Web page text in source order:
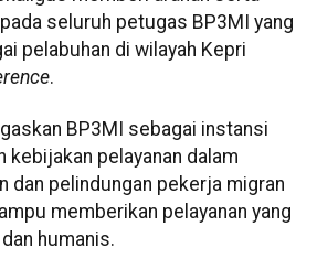
seluruh petugas BP3MI yang
pelabuhan di wilayah Kepri
.
BP3MI sebagai instansi
kebijakan pelayanan dalam
dan pelindungan pekerja migran
memberikan pelayanan yang
humanis.